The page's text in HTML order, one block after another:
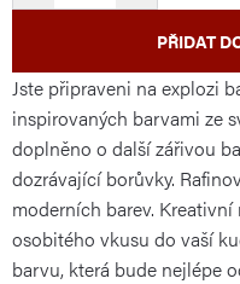
PŘIDAT
Jste připraveni na explozi
inspirovaných barvami ze
doplněno o další zářivou
dozrávající borůvky.
moderních barev.
osobitého vkusu do vaší
barvu, která bude nejlépe